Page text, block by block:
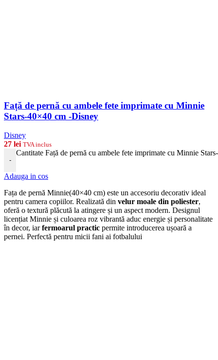
Față de pernă cu ambele fete imprimate cu Minnie
Stars-40×40 cm -Disney
Disney
27 lei TVA inclus
-
Cantitate Față de pernă cu ambele fete imprimate cu Minnie
Adauga in cos
Fața de pernă Minnie(40×40 cm) este un accesoriu decorativ ideal
pentru camera copiilor. Realizată din velur moale din poliester,
oferă o textură plăcută la atingere și un aspect modern. Designul
licențiat Minnie și culoarea roz vibrantă aduc energie și personalitate
în decor, iarfermoarul practic permite introducerea ușoară a
pernei. Perfectă pentru micii fani ai fotbalului